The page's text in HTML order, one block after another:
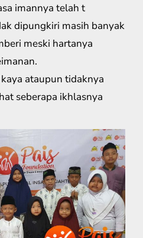
imannya telah t
dipungkiri masih banyak
meski hartanya
ataupun tidaknya
seberapa ikhlasnya